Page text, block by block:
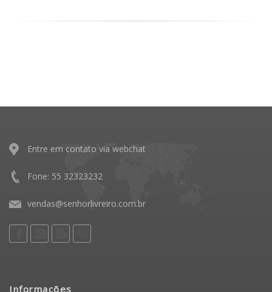
Entre em contato via webchat
Fone: 55 32323232
vendas@senhorlivreiro.com.br
Informações